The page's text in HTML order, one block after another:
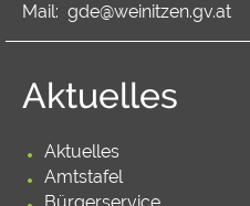
Mail: gde@weinitzen.gv.at
Aktuelles
Aktuelles
Amtstafel